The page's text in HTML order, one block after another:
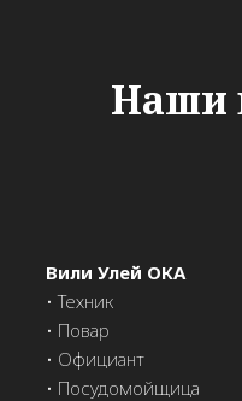
Наши
Вили Улей ОКА
• Техник
• Повар
• Официант
• Посудомойщица